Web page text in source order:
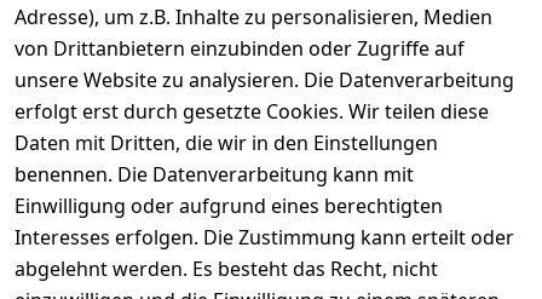
Adresse), um z.B. Inhalte zu personalisieren, Medien
von Drittanbietern einzubinden oder Zugriffe auf
unsere Website zu analysieren. Die Datenverarbeitung
erfolgt erst durch gesetzte Cookies. Wir teilen diese
Daten mit Dritten, die wir in den Einstellungen
benennen. Die Datenverarbeitung kann mit
Einwilligung oder aufgrund eines berechtigten
Interesses erfolgen. Die Zustimmung kann erteilt oder
abgelehnt werden. Es besteht das Recht, nicht
Rechtliches
AGB
Services
Kontakt
Zahlungsm
öglichkeite
n
Versanddie
nstleister